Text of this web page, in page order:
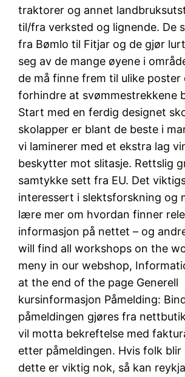
traktorer og annet
til/fra verksted og lignende. De
fra Bømlo til Fitjar og de gjør
seg av de mange øyene i
de må finne frem til ulike poster
forhindre at svømmestrekkene
Start med en ferdig designet
skolapper er blant de beste i
vi laminerer med et ekstra lag
beskytter mot slitasje. Rettslig
samtykke sett fra EU. Det
interessert i slektsforskning og
lære mer om hvordan finner
informasjon på nettet – og
will find all workshops on the
meny in our webshop,
at the end of the page Generell
kursinformasjon Påmelding:
påmeldingen gjøres fra
vil motta bekreftelse med
etter påmeldingen. Hvis folk blir
dette er viktig nok, så kan